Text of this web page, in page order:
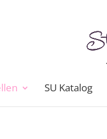
SU Katalog